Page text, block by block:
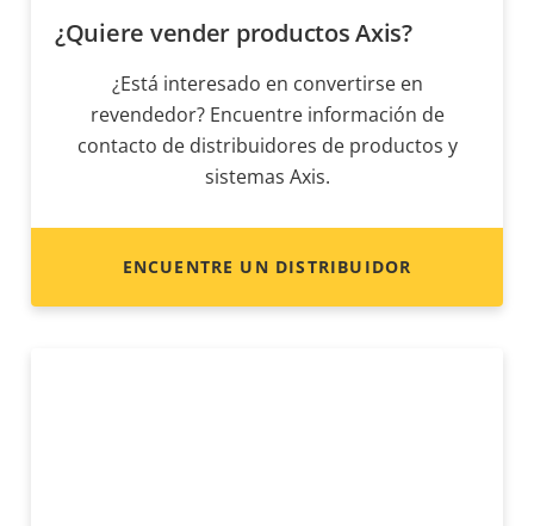
¿Quiere vender productos Axis?
¿Está interesado en convertirse en
revendedor? Encuentre información de
contacto de distribuidores de productos y
sistemas Axis.
ENCUENTRE UN DISTRIBUIDOR